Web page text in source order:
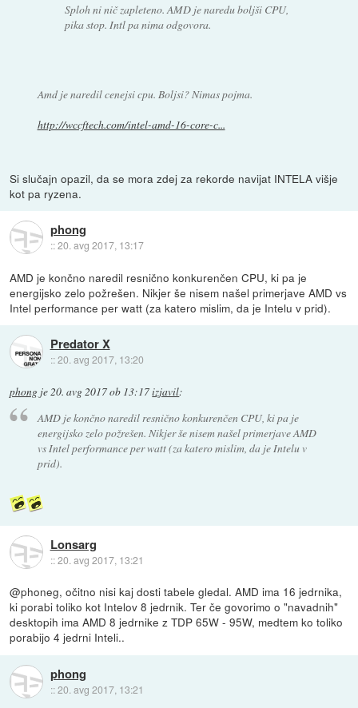
Sploh ni nič zapleteno. AMD je naredu boljši CPU,
pika stop. Intl pa nima odgovora.
Amd je naredil cenejsi cpu. Boljsi? Nimas pojma.
http://wccftech.com/intel-amd-16-core-c...
Si slučajn opazil, da se mora zdej za rekorde navijat INTELA višje
kot pa ryzena.
phong
::20. avg 2017, 13:17
AMD je končno naredil resnično konkurenčen CPU, ki pa je
energijsko zelo požrešen. Nikjer še nisem našel primerjave AMD vs
Intel performance per watt (za katero mislim, da je Intelu v prid).
Predator X
::20. avg 2017, 13:20
phong je20. avg 2017 ob 13:17izjavil:
AMD je končno naredil resnično konkurenčen CPU, ki pa je
energijsko zelo požrešen. Nikjer še nisem našel primerjave AMD
vs Intel performance per watt (za katero mislim, da je Intelu v
prid).
Lonsarg
::20. avg 2017, 13:21
@phoneg, očitno nisi kaj dosti tabele gledal. AMD ima 16 jedrnika,
ki porabi toliko kot Intelov 8 jedrnik. Ter če govorimo o "navadnih"
desktopih ima AMD 8 jedrnike z TDP 65W - 95W, medtem ko toliko
porabijo 4 jedrni Inteli..
phong
::20. avg 2017, 13:21